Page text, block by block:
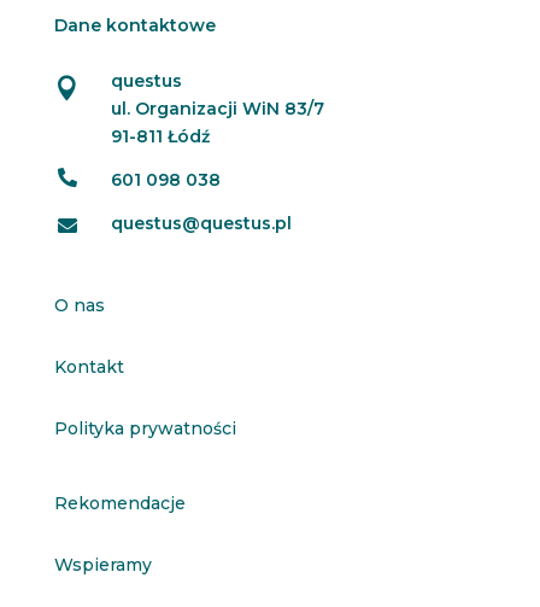
Dane kontaktowe

questus
ul. Organizacji WiN 83/7
91-811 Łódź
 601 098 038
 questus@questus.pl
O nas
Kontakt
Polityka prywatności
Rekomendacje
Wspieramy